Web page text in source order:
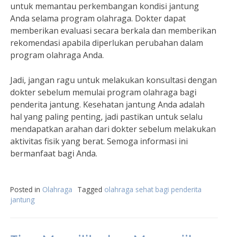
untuk memantau perkembangan kondisi jantung
Anda selama program olahraga. Dokter dapat
memberikan evaluasi secara berkala dan memberikan
rekomendasi apabila diperlukan perubahan dalam
program olahraga Anda.
Jadi, jangan ragu untuk melakukan konsultasi dengan
dokter sebelum memulai program olahraga bagi
penderita jantung. Kesehatan jantung Anda adalah
hal yang paling penting, jadi pastikan untuk selalu
mendapatkan arahan dari dokter sebelum melakukan
aktivitas fisik yang berat. Semoga informasi ini
bermanfaat bagi Anda.
Posted in Olahraga Tagged olahraga sehat bagi penderita
jantung